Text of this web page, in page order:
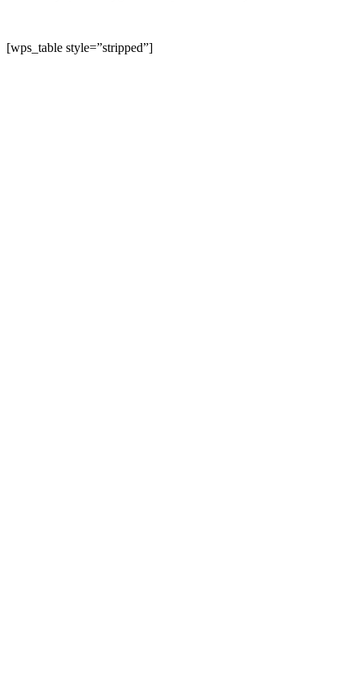
[wps_table style=”stripped”]